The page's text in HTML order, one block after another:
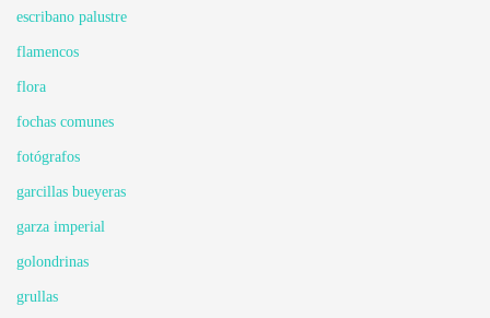
escribano palustre
flamencos
flora
fochas comunes
fotógrafos
garcillas bueyeras
garza imperial
golondrinas
grullas